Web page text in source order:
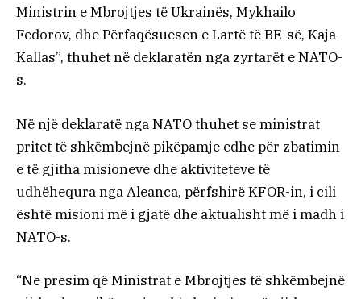
Ministrin e Mbrojtjes të Ukrainës, Mykhailo
Fedorov, dhe Përfaqësuesen e Lartë të BE-së, Kaja
Kallas”, thuhet në deklaratën nga zyrtarët e NATO-
s.
Në një deklaratë nga NATO thuhet se ministrat
pritet të shkëmbejnë pikëpamje edhe për zbatimin
e të gjitha misioneve dhe aktiviteteve të
udhëhequra nga Aleanca, përfshirë KFOR-in, i cili
është misioni më i gjatë dhe aktualisht më i madh i
NATO-s.
“Ne presim që Ministrat e Mbrojtjes të shkëmbejnë